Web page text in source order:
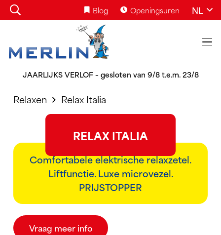
Blog Openingsuren NL
JAARLIJKS VERLOF – gesloten van 9/8 t.e.m. 23/8
Relaxen Relax Italia
RELAX ITALIA
Comfortabele elektrische relaxzetel.
Liftfunctie. Luxe microvezel.
PRIJSTOPPER
Vraag meer info